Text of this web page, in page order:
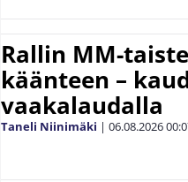
Rallin MM-
käänteen –
vaakalaudalla
Taneli Niinimäki | 06.08.2026